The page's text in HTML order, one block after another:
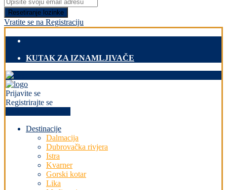
Resetiranje lozinke
Vratite se na Registraciju
KUTAK ZA IZNAMLJIVAČE
Prijavite se
Registrirajte se
Destinacije
Dalmacija
Dubrovačka rivjera
Istra
Kvarner
Gorski kotar
Lika